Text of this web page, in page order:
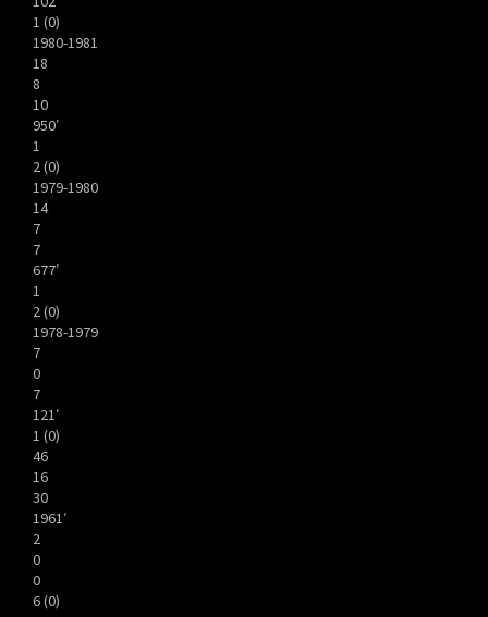
1 (0)
1980-1981
18
8
10
950′
1
2 (0)
1979-1980
14
7
7
677′
1
2 (0)
1978-1979
7
0
7
121′
1 (0)
46
16
30
1961′
2
0
0
6 (0)